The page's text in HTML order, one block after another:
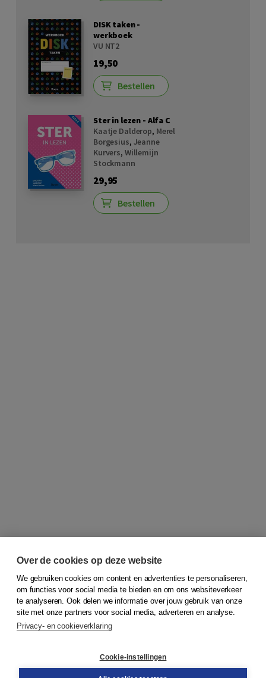
DISK taken -
werkboek
VU NT2
19,50
Bestellen
Ster in lezen - Alfa C
Kaatje Dalderop, Merel
Borgesius, Jeanne
Kurvers, Willemijn
Stockmann
29,95
Bestellen
© 2026Koninklijke Boom uitgevers
Bestellen
Over de cookies op deze website
We gebruiken cookies om content en advertenties te personaliseren,
om functies voor social media te bieden en om ons websiteverkeer
te analyseren. Ook delen we informatie over jouw gebruik van onze
site met onze partners voor social media, adverteren en analyse.
Privacy- en cookieverklaring
Cookie-instellingen